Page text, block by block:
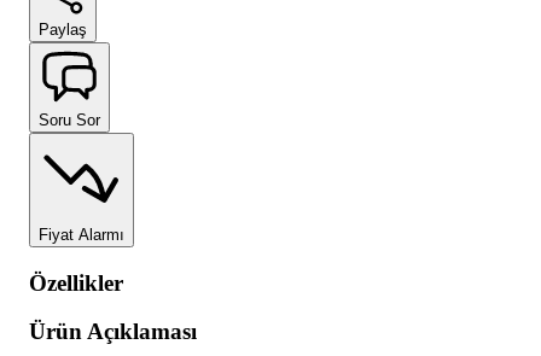
Paylaş
Soru Sor
Fiyat Alarmı
Özellikler
Ürün Açıklaması